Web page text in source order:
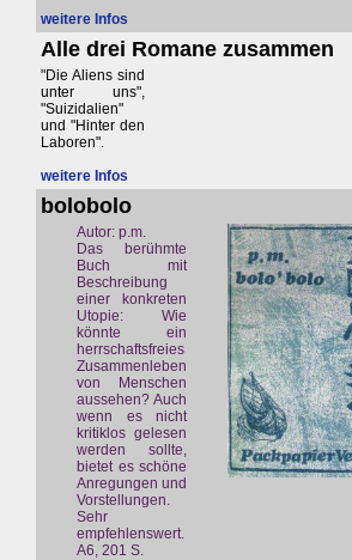
weitere Infos
Alle drei Romane zusammen
"Die Aliens sind
unter uns",
"Suizidalien"
und "Hinter den
Laboren".
weitere Infos
bolobolo
Autor: p.m.
Das berühmte
Buch mit
Beschreibung
einer konkreten
Utopie: Wie
könnte ein
herrschaftsfreies
Zusammenleben
von Menschen
aussehen? Auch
wenn es nicht
kritiklos gelesen
werden sollte,
bietet es schöne
Anregungen und
Vorstellungen.
Sehr
empfehlenswert.
A6, 201 S.